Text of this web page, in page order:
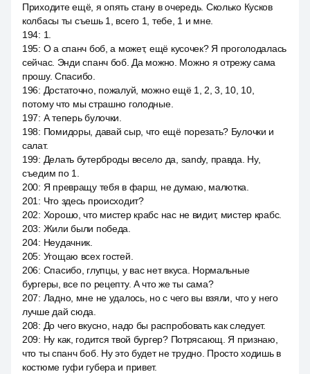
Приходите ещё, я опять стану в очередь. Сколько Кусков
колбасы ты съешь 1, всего 1, тебе, 1 и мне.
194: 1.
195: О a спанч боб, а может, ещё кусочек? Я проголодалась
сейчас. Энди спанч боб. Да можно. Можно я отрежу сама
прошу. Спасибо.
196: Достаточно, пожалуй, можно ещё 1, 2, 3, 10, 10,
потому что мы страшно голодные.
197: А теперь булочки.
198: Помидоры, давай сыр, что ещё порезать? Булочки и
салат.
199: Делать бутерброды весело да, sandy, правда. Ну,
съедим по 1.
200: Я превращу тебя в фарш, не думаю, малютка.
201 : Что здесь происходит?
202: Хорошо, что мистер крабс нас не видит, мистер крабс.
203: Жили были победа.
204: Неудачник.
205: Угощаю всех гостей.
206: Спасибо, глупцы, у вас нет вкуса. Нормальные
бургеры, все по рецепту. А что же ты сама?
207: Ладно, мне не удалось, но с чего вы взяли, что у него
лучше дай сюда.
208: До чего вкусно, надо бы распробовать как следует.
209: Ну как, годится твой бургер? Потрясающ. Я признаю,
что ты спанч боб. Ну это будет не трудно. Просто ходишь в
костюме гуфи губера и привет.